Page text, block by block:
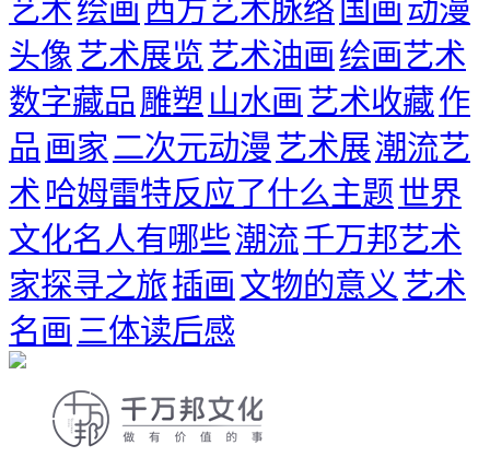
艺术绘画 西方艺术脉络 国画 动漫
头像艺术展览艺术油画 绘画艺术
数字藏品 雕塑 山水画 艺术收藏作
品 画家 二次元动漫艺术展潮流艺
术 哈姆雷特反应了什么主题世界
文化名人有哪些潮流千万邦艺术
家探寻之旅插画 文物的意义 艺术
名画 三体读后感